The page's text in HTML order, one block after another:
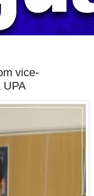
vice-
UPA